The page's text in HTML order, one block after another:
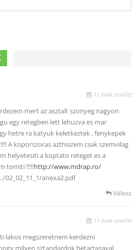
11 évek ezelőtt
mert az asztalt szonyeg nagyon
egy retegben lett lehuzva es mar
hetre ra katyuk keletkeztek , fenykepek
A koporszoras azthiszem csak szemvilag
helyetesiti a koptato reteget es a
tomiti !!!!!http://www.mdrap.ro/
anexa2.pdf
Válasz
11 évek ezelőtt
lakos megszeretnem kerdezni
milyen sztandardok betartasaval